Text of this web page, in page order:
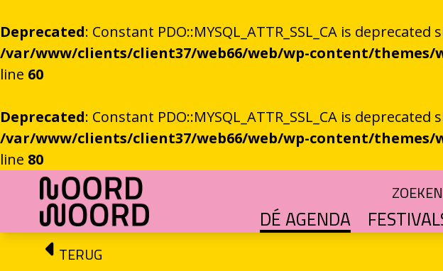
Deprecated: Constant PDO::MYSQL_ATTR_SSL_CA is
/var/www/clients/client37/web66/web/wp-content/
line 60
Deprecated: Constant PDO::MYSQL_ATTR_SSL_CA is
/var/www/clients/client37/web66/web/wp-content/
line 80
Ga naar de inhoud
ZOEKEN
DÉ AGENDA
TERUG